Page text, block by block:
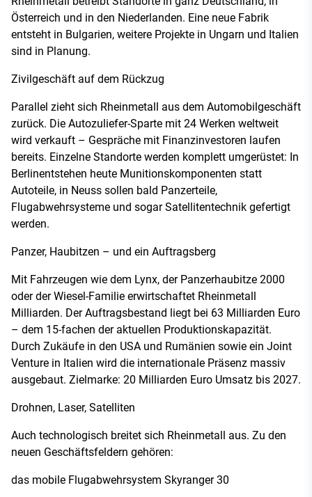
Österreich und in den Niederlanden. Eine neue Fabrik
entsteht in Bulgarien, weitere Projekte in Ungarn und Italien
sind in Planung.
Zivilgeschäft auf dem Rückzug
Parallel zieht sich Rheinmetall aus dem Automobilgeschäft
zurück. Die Autozuliefer-Sparte mit 24 Werken weltweit
wird verkauft – Gespräche mit Finanzinvestoren laufen
bereits. Einzelne Standorte werden komplett umgerüstet: In
Berlinentstehen heute Munitionskomponenten statt
Autoteile, in Neuss sollen bald Panzerteile,
Flugabwehrsysteme und sogar Satellitentechnik gefertigt
werden.
Panzer, Haubitzen – und ein Auftragsberg
Mit Fahrzeugen wie dem Lynx, der Panzerhaubitze 2000
oder der Wiesel-Familie erwirtschaftet Rheinmetall
Milliarden. Der Auftragsbestand liegt bei 63 Milliarden Euro
– dem 15-fachen der aktuellen Produktionskapazität.
Durch Zukäufe in den USA und Rumänien sowie ein Joint
Venture in Italien wird die internationale Präsenz massiv
ausgebaut. Zielmarke: 20 Milliarden Euro Umsatz bis 2027.
Drohnen, Laser, Satelliten
Auch technologisch breitet sich Rheinmetall aus. Zu den
neuen Geschäftsfeldern gehören:
das mobile Flugabwehrsystem Skyranger 30